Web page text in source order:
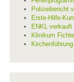
Polizeibericht
Erste-Hilfe-
ENKL verkauft
Klinikum